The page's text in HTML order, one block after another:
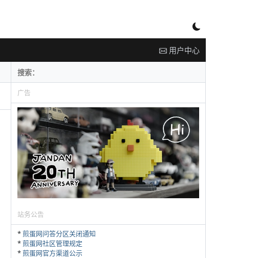
用户中心
广告
站务公告
*煎蛋网问答分区关闭通知
*煎蛋网社区管理规定
*煎蛋网官方渠道公示